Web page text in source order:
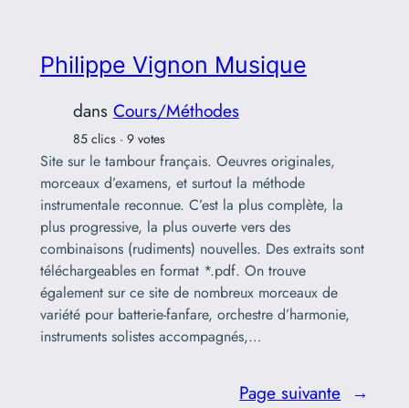
Philippe Vignon Musique
dans Cours/Méthodes
85 clics · 9 votes
Site sur le tambour français. Oeuvres originales,
morceaux d’examens, et surtout la méthode
instrumentale reconnue. C’est la plus complète, la
plus progressive, la plus ouverte vers des
combinaisons (rudiments) nouvelles. Des extraits sont
téléchargeables en format *.pdf. On trouve
également sur ce site de nombreux morceaux de
variété pour batterie-fanfare, orchestre d’harmonie,
instruments solistes accompagnés,…
Page suivante →